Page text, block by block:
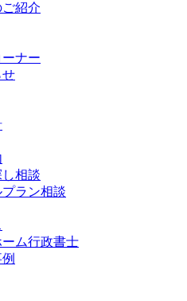
紹介
ナー
せ
相談
ラン相談
ム行政書士